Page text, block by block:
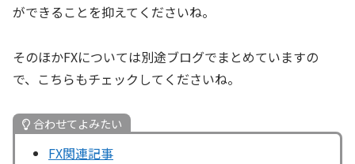
ができることを抑えてくださいね。
そのほかFXについては別途ブログでまとめていますの
で、こちらもチェックしてくださいね。
合わせてよみたい
FX関連記事